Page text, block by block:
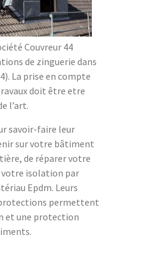
Couvreur 44
de zinguerie dans
La prise en compte
doit être etre
l’art.
savoir-faire leur
sur votre bâtiment
de réparer votre
isolation par
Epdm. Leurs
permettent
et une protection